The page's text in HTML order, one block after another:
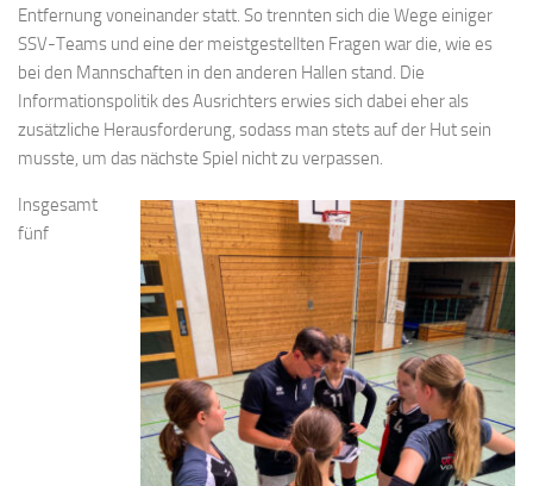
Entfernung voneinander statt. So trennten sich die Wege einiger
SSV-Teams und eine der meistgestellten Fragen war die, wie es
bei den Mannschaften in den anderen Hallen stand. Die
Informationspolitik des Ausrichters erwies sich dabei eher als
zusätzliche Herausforderung, sodass man stets auf der Hut sein
musste, um das nächste Spiel nicht zu verpassen.
Insgesamt
fünf